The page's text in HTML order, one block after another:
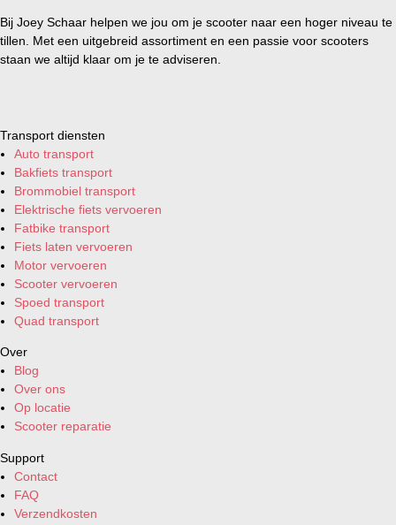
Bij Joey Schaar helpen we jou om je scooter naar een hoger niveau te
tillen. Met een uitgebreid assortiment en een passie voor scooters
staan we altijd klaar om je te adviseren.
Transport diensten
Auto transport
Bakfiets transport
Brommobiel transport
Elektrische fiets vervoeren
Fatbike transport
Fiets laten vervoeren
Motor vervoeren
Scooter vervoeren
Spoed transport
Quad transport
Over
Blog
Over ons
Op locatie
Scooter reparatie
Support
Contact
FAQ
Verzendkosten